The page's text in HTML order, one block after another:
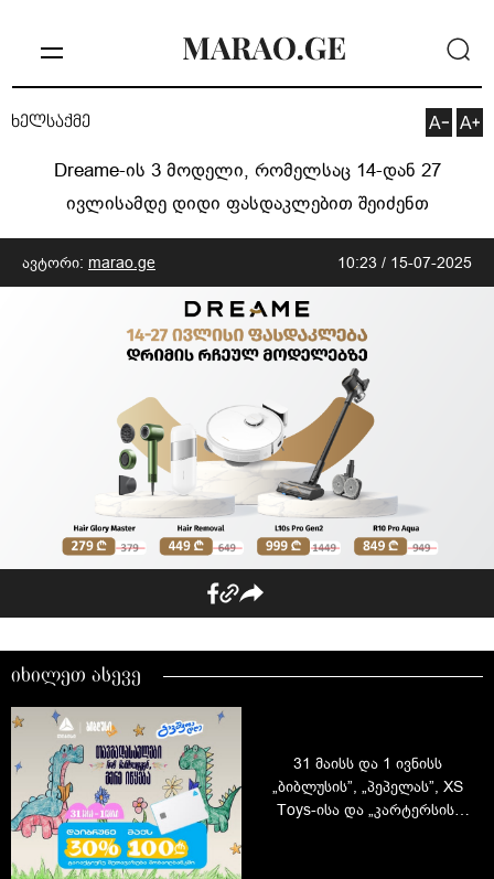
ხელსაქმე
Dreame-ის 3 მოდელი, რომელსაც 14-დან 27
ივლისამდე დიდი ფასდაკლებით შეიძენთ
ავტორი: marao.ge 10:23 / 15-07-2025
იხილეთ ასევე
31 მაისს და 1 ივნისს
„ბიბლუსის”, „პეპელას”, XS
Toys-ისა და „კარტერსის“